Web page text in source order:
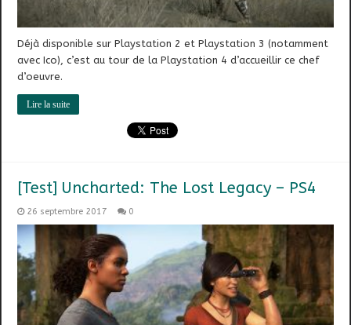
Déjà disponible sur Playstation 2 et Playstation 3 (notamment
avec Ico), c’est au tour de la Playstation 4 d’accueillir ce chef
d’oeuvre.
Lire la suite
[Test] Uncharted: The Lost Legacy – PS4
26 septembre 2017 0